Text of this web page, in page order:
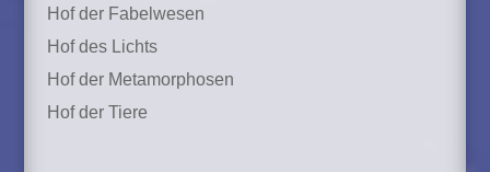
Hof der Fabelwesen
Hof des Lichts
Hof der Metamorphosen
Hof der Tiere